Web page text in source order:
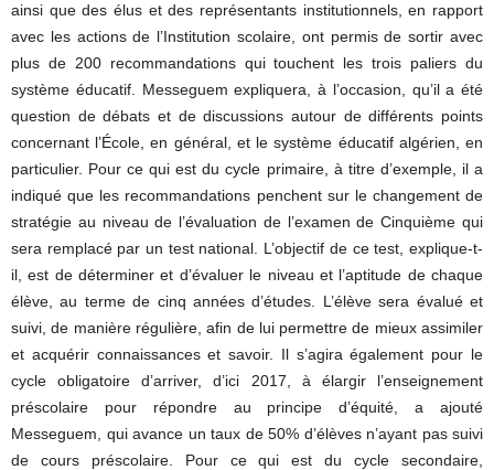
ainsi que des élus et des représentants institutionnels, en rapport
avec les actions de l’Institution scolaire, ont permis de sortir avec
plus de 200 recommandations qui touchent les trois paliers du
système éducatif. Messeguem expliquera, à l’occasion, qu’il a été
question de débats et de discussions autour de différents points
concernant l’École, en général, et le système éducatif algérien, en
particulier. Pour ce qui est du cycle primaire, à titre d’exemple, il a
indiqué que les recommandations penchent sur le changement de
stratégie au niveau de l’évaluation de l’examen de Cinquième qui
sera remplacé par un test national. L’objectif de ce test, explique-t-
il, est de déterminer et d’évaluer le niveau et l’aptitude de chaque
élève, au terme de cinq années d’études. L’élève sera évalué et
suivi, de manière régulière, afin de lui permettre de mieux assimiler
et acquérir connaissances et savoir. Il s’agira également pour le
cycle obligatoire d’arriver, d’ici 2017, à élargir l’enseignement
préscolaire pour répondre au principe d’équité, a ajouté
Messeguem, qui avance un taux de 50% d’élèves n’ayant pas suivi
de cours préscolaire. Pour ce qui est du cycle secondaire,